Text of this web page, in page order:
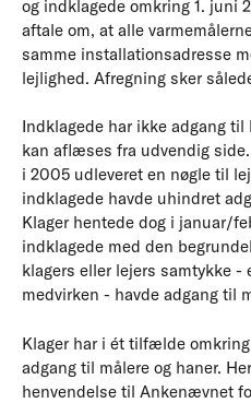
og indklagede omkring 1. juni
aftale om, at alle
samme installationsadresse
lejlighed. Afregning sker
Indklagede har ikke adgang
kan aflæses fra udvendig
i 2005 udleveret en nøgle til
indklagede havde uhindret
Klager hentede dog i januar/
indklagede med den
klagers eller lejers samtykke -
medvirken - havde adgang til
Klager har i ét tilfælde
adgang til målere og haner.
henvendelse til Ankenævnet